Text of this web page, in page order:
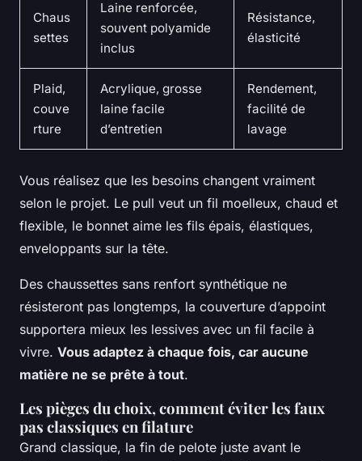
Chaus
settes
Laine renforcée,
souvent polyamide
inclus
Résistance,
élasticité
Plaid,
couve
rture
Acrylique, grosse
laine facile
d’entretien
Rendement,
facilité de
lavage
Vous réalisez que les besoins changent vraiment
selon le projet. Le pull veut un fil moelleux, chaud et
flexible, le bonnet aime les fils épais, élastiques,
enveloppants sur la tête.
Des chaussettes sans renfort synthétique ne
résisteront pas longtemps, la couverture d’appoint
supportera mieux les lessives avec un fil facile à
vivre. Vous adaptez à chaque fois, car aucune
matière ne se prête à tout.
Les pièges du choix, comment éviter les faux
pas classiques en filature
Grand classique, la fin de pelote juste avant le